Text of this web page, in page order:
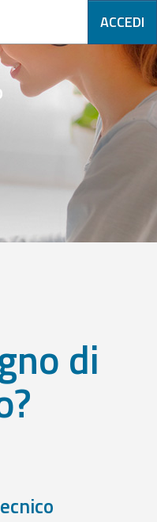
ACCEDI
di